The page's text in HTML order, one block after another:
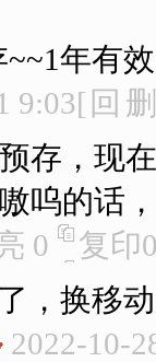
年有
9:03[ 回 删
存，现
呜的话
0 复印
，换移
2022-10-